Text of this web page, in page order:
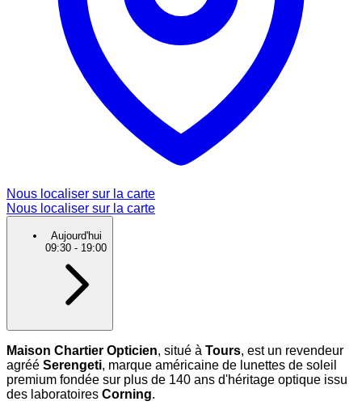
Nous localiser sur la carte
Nous localiser sur la carte
Aujourd'hui
09:30 - 19:00
Maison Chartier Opticien, situé à Tours, est un revendeur
agréé Serengeti, marque américaine de lunettes de soleil
premium fondée sur plus de 140 ans d'héritage optique issu
des laboratoires Corning.